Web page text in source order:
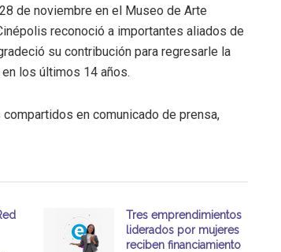
de noviembre en el Museo de Arte
reconoció a importantes aliados de
su contribución para regresarle la
los últimos 14 años.
en comunicado de prensa,
Tres emprendimientos
liderados por mujeres
reciben financiamiento